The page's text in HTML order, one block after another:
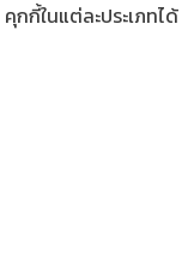
กี้ในแต่ละประเภทได้